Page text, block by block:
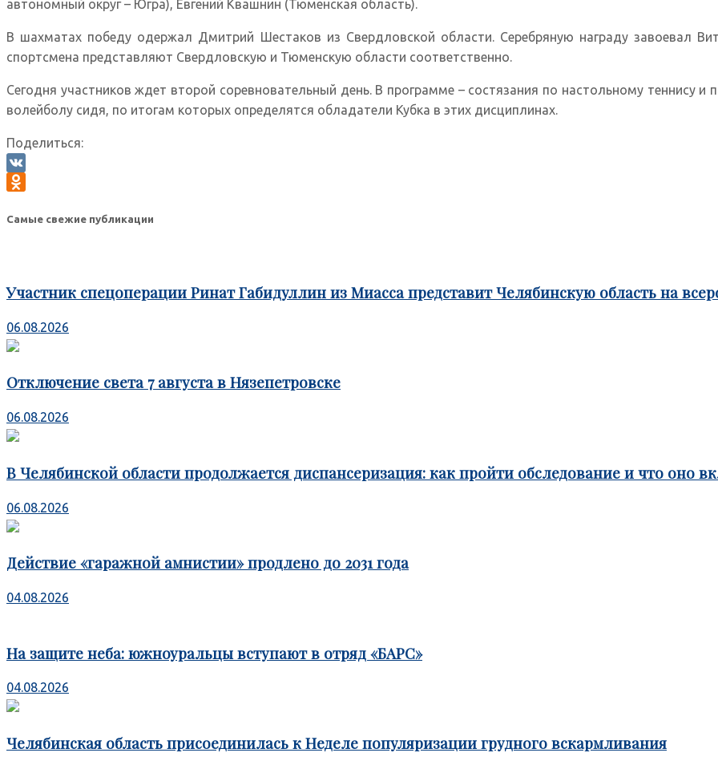
автономный округ – Югра), Евгений Квашнин (Тюменская область).
В шахматах победу одержал Дмитрий Шестаков из Свердловской области. Серебряную награду завоевал
спортсмена представляют Свердловскую и Тюменскую области соответственно.
Сегодня участников ждет второй соревновательный день. В программе – состязания по настольному теннису
волейболу сидя, по итогам которых определятся обладатели Кубка в этих дисциплинах.
Поделиться:
VK
Самые свежие публикации
Участник спецоперации Ринат Габидуллин из Миасса представит Челябинскую область на
06.08.2026
Отключение света 7 августа в Нязепетровске
06.08.2026
В Челябинской области продолжается диспансеризация: как пройти обследование и что оно
06.08.2026
Действие «гаражной амнистии» продлено до 2031 года
04.08.2026
На защите неба: южноуральцы вступают в отряд «БАРС»
04.08.2026
Челябинская область присоединилась к Неделе популяризации грудного вскармливания